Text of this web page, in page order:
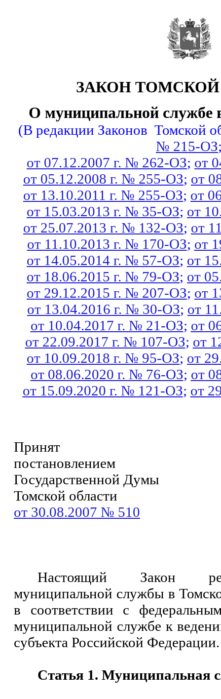
ЗАКОН
О муниципальной службе
(В редакции Законов Томской
№ 215-ОЗ
от 07.12.2007 г. № 262-ОЗ; от
от 05.12.2008 г. № 255-ОЗ; от
от 13.10.2011 г. № 255-ОЗ; от
от 15.03.2013 г. № 35-ОЗ; от
от 25.07.2013 г. № 132-ОЗ; от
от 11.10.2013 г. № 170-ОЗ; от
от 14.05.2014 г. № 57-ОЗ; от
от 18.06.2015 г. № 79-ОЗ; от
от 29.12.2015 г. № 207-ОЗ; от
от 13.04.2016 г. № 30-ОЗ; от
от 10.04.2017 г. № 21-ОЗ; от
от 22.09.2017 г. № 107-ОЗ; от
от 10.09.2018 г. № 95-ОЗ; от
от 08.06.2020 г. № 76-ОЗ; от
от 15.09.2020 г. № 121-ОЗ; от
Принят
постановлением
Государственной Думы
Томской области
от 30.08.2007 № 510
Настоящий Закон
муниципальной службы в
в соответствии с
муниципальной службе к
субъекта Российской Федерации.
Статья 1. Муниципальная